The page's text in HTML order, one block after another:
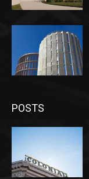
POSTS